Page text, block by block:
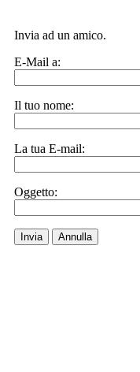
Invia ad un amico.
E-Mail a:
Il tuo nome:
La tua E-mail:
Oggetto:
Invia Annulla